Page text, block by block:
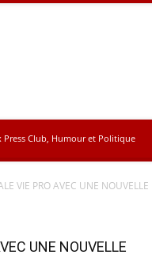
Press Club, Humour et Politique
VIE PRO AVEC UNE
UNE NOUVELLE